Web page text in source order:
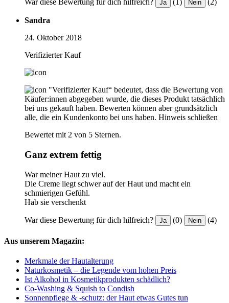
War diese Bewertung für dich hilfreich? Ja (1) Nein (2)
Sandra
24. Oktober 2018
Verifizierter Kauf
"Verifizierter Kauf“ bedeutet, dass die Bewertung von
Käufer:innen abgegeben wurde, die dieses Produkt tatsächlich
bei uns gekauft haben. Bewerten können aber grundsätzlich
alle, die ein Kundenkonto bei uns haben. Hinweis schließen
Bewertet mit 2 von 5 Sternen.
Ganz extrem fettig
War meiner Haut zu viel.
Die Creme liegt schwer auf der Haut und macht ein
schmierigen Gefühl.
Hab sie verschenkt
War diese Bewertung für dich hilfreich? Ja (0) Nein (4)
Aus unserem Magazin:
Merkmale der Hautalterung
Naturkosmetik – die Legende vom hohen Preis
Ist Alkohol in Kosmetikprodukten schädlich?
Co-Washing & Squish to Condish
Sonnenpflege & -schutz: der Haut etwas Gutes tun